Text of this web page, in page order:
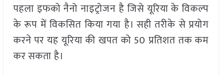
पहला इफको नैनो नाइट्रोजन है जिसे यूरिया के विकल्प
के रूप में विकसित किया गया है। सही तरीके से प्रयोग
करने पर यह यूरिया की खपत को 50 प्रतिशत तक कम
कर सकता है।